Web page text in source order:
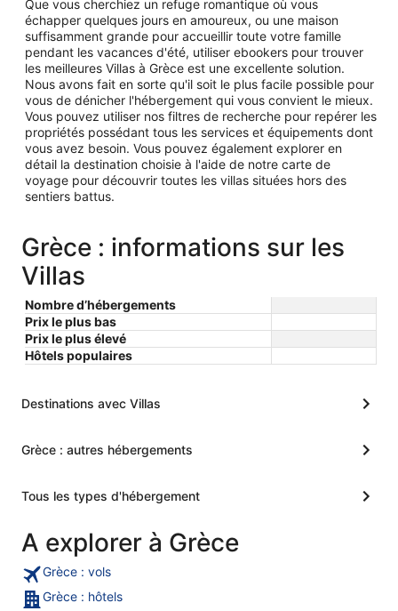
Que vous cherchiez un refuge romantique où vous
échapper quelques jours en amoureux, ou une maison
suffisamment grande pour accueillir toute votre famille
pendant les vacances d'été, utiliser ebookers pour trouver
les meilleures Villas à Grèce est une excellente solution.
Nous avons fait en sorte qu'il soit le plus facile possible pour
vous de dénicher l'hébergement qui vous convient le mieux.
Vous pouvez utiliser nos filtres de recherche pour repérer les
propriétés possédant tous les services et équipements dont
vous avez besoin. Vous pouvez également explorer en
détail la destination choisie à l'aide de notre carte de
voyage pour découvrir toutes les villas situées hors des
sentiers battus.
Grèce : informations sur les
Villas
Nombre d’hébergements
Prix le plus bas
Prix le plus élevé
Hôtels populaires
Destinations avec Villas
Grèce : autres hébergements
Tous les types d'hébergement
A explorer à Grèce
Grèce : vols
Grèce : hôtels